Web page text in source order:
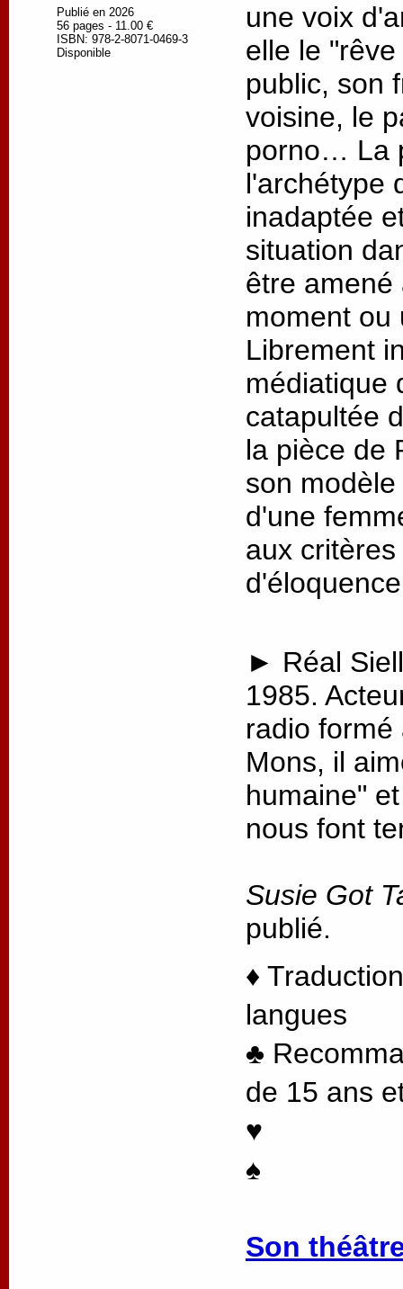
Publié en 2026
56 pages - 11.00 €
ISBN: 978-2-8071-0469-3
Disponible
une voix
elle le
public, son
voisine, le
porno… La
l'archétype
inadaptée
situation
être amené
moment ou
Librement
médiatique
catapultée
la pièce de
son
d'une
aux
► Réal
1985.
radio
Mons, il
humaine"
nous font
Susie Got
publié.
♦
langues
♣
de 15 ans
♥
♠
Son